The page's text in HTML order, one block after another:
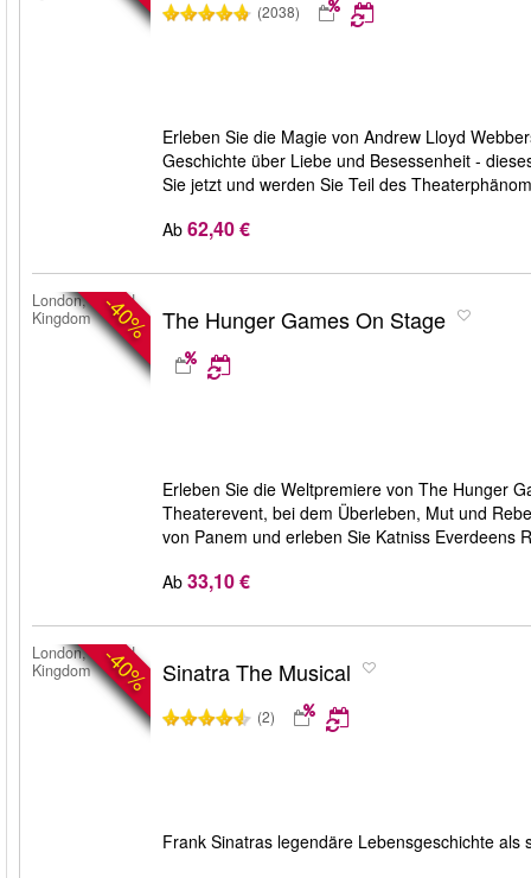
(2038)
Erleben Sie die Magie von Andrew Lloyd
Geschichte über Liebe und Besessenheit -
Sie jetzt und werden Sie Teil des
Ab 62,40 €
-40%
London, United
Kingdom
The Hunger Games On Stage
Erleben Sie die Weltpremiere von The Hunger
Theaterevent, bei dem Überleben, Mut und
von Panem und erleben Sie Katniss Everdeens
Ab 33,10 €
-40%
London, United
Kingdom
Sinatra The Musical
(2)
Frank Sinatras legendäre Lebensgeschichte